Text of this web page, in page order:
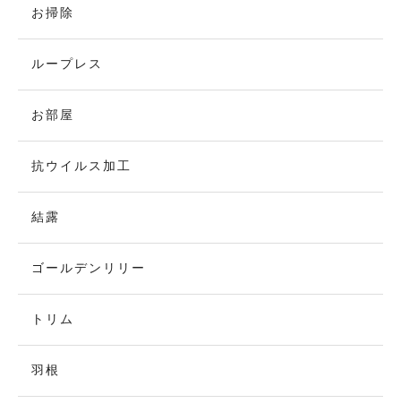
お掃除
ループレス
お部屋
抗ウイルス加工
結露
ゴールデンリリー
トリム
羽根